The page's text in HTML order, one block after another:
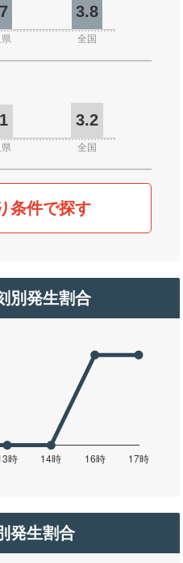
3.8
全国
3.2
全国
条件で探す
別発生割合
発生割合